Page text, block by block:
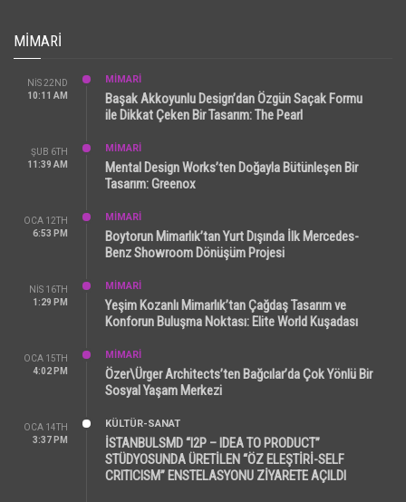
MIMARI
NIS 22ND
10:11 AM
MİMARİ
Başak Akkoyunlu Design’dan Özgün Saçak Formu
ile Dikkat Çeken Bir Tasarım: The Pearl
ŞUB 6TH
11:39 AM
MİMARİ
Mental Design Works’ten Doğayla Bütünleşen Bir
Tasarım: Greenox
OCA 12TH
6:53 PM
MİMARİ
Boytorun Mimarlık’tan Yurt Dışında İlk Mercedes-
Benz Showroom Dönüşüm Projesi
NIS 16TH
1:29 PM
MİMARİ
Yeşim Kozanlı Mimarlık’tan Çağdaş Tasarım ve
Konforun Buluşma Noktası: Elite World Kuşadası
OCA 15TH
4:02 PM
MİMARİ
Özer\Ürger Architects’ten Bağcılar’da Çok Yönlü Bir
Sosyal Yaşam Merkezi
OCA 14TH
3:37 PM
KÜLTÜR-SANAT
İSTANBULSMD “I2P – IDEA TO PRODUCT”
STÜDYOSUNDA ÜRETİLEN “ÖZ ELEŞTİRİ-SELF
CRITICISM” ENSTELASYONU ZİYARETE AÇILDI